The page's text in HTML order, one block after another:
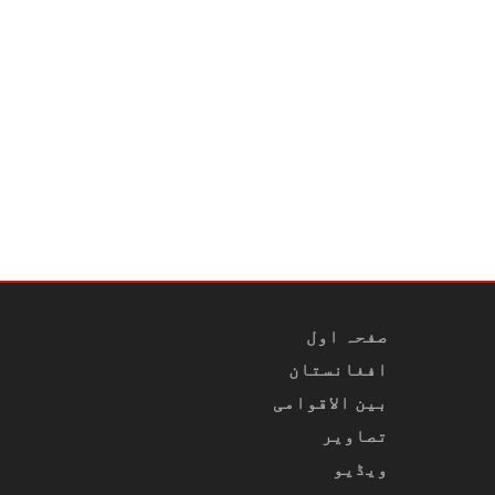
صفحہ اول
افغانستان
بین الاقوامی
تصاویر
ویڈیو